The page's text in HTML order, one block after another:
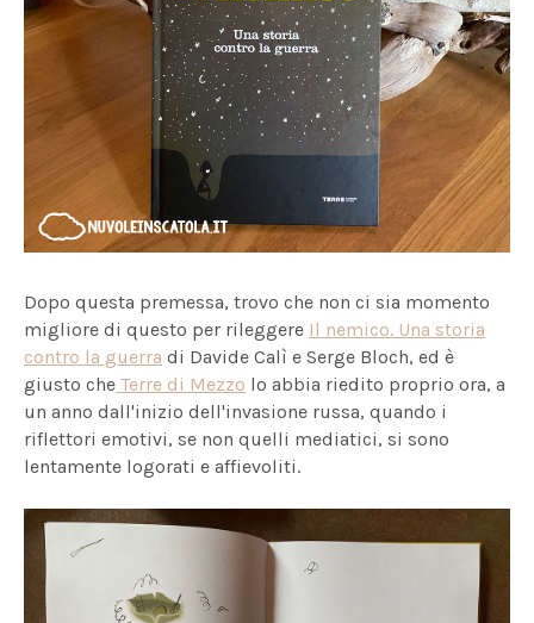
Dopo questa premessa, trovo che non ci sia momento
migliore di questo per rileggere Il nemico. Una storia
contro la guerra di Davide Calì e Serge Bloch, ed è
giusto che Terre di Mezzo lo abbia riedito proprio ora, a
un anno dall'inizio dell'invasione russa, quando i
riflettori emotivi, se non quelli mediatici, si sono
lentamente logorati e affievoliti.